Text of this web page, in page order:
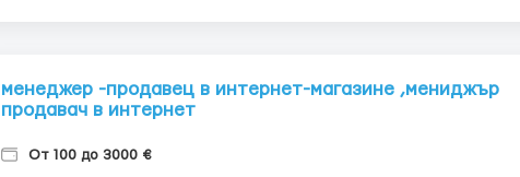
менеджер -продавец в интернет-магазине ,мениджър
продавач в интернет
От 100 до 3000 €